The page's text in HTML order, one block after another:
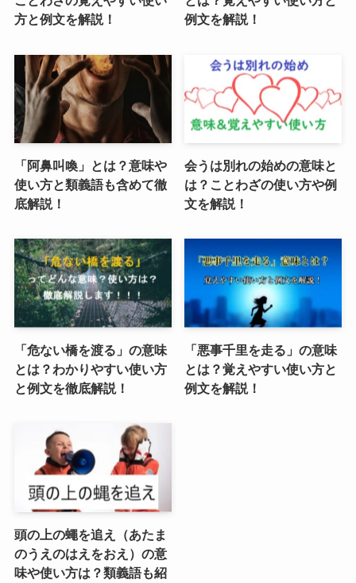
方と例文を解説！
例文を解説！
「阿鼻叫喚」とは？意味や
使い方と類義語も含めて徹
底解説！
会うは別れの始めの意味と
は？ことわざの使い方や例
文を解説！
「危ない橋を渡る」の意味
とは？わかりやすい使い方
と例文を徹底解説！
「悪事千里を走る」の意味
とは？覚えやすい使い方と
例文を解説！
頭の上の蠅を追え（あたま
のうえのはえをおえ）の意
味や使い方は？類義語も紹